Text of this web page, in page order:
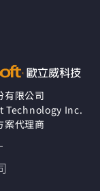
有限公司
Technology Inc.
案代理商